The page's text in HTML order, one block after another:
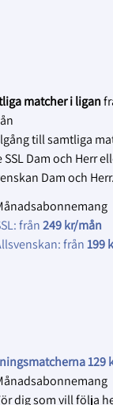
att
in
av att
att
detta
:
platser
att
eller på
och
:
matcher i ligan
till samtliga
SSL Dam och Herr
Dam och
från249 kr/mån
från199
129
dig som vill följa